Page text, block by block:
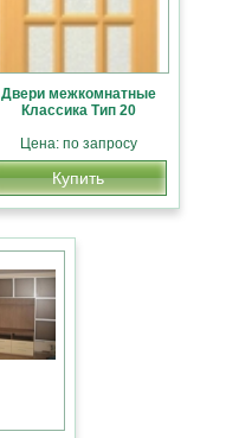
Двери межкомнатные
Классика Тип 20
Цена: по запросу
Купить